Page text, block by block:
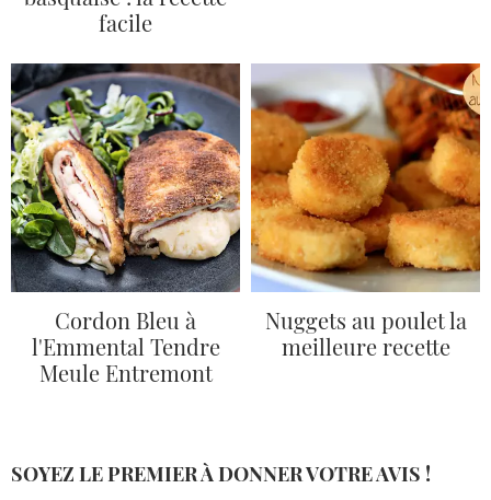
facile
Cordon Bleu à
l'Emmental Tendre
Meule Entremont
Nuggets au poulet la
meilleure recette
SOYEZ LE PREMIER À DONNER VOTRE AVIS !